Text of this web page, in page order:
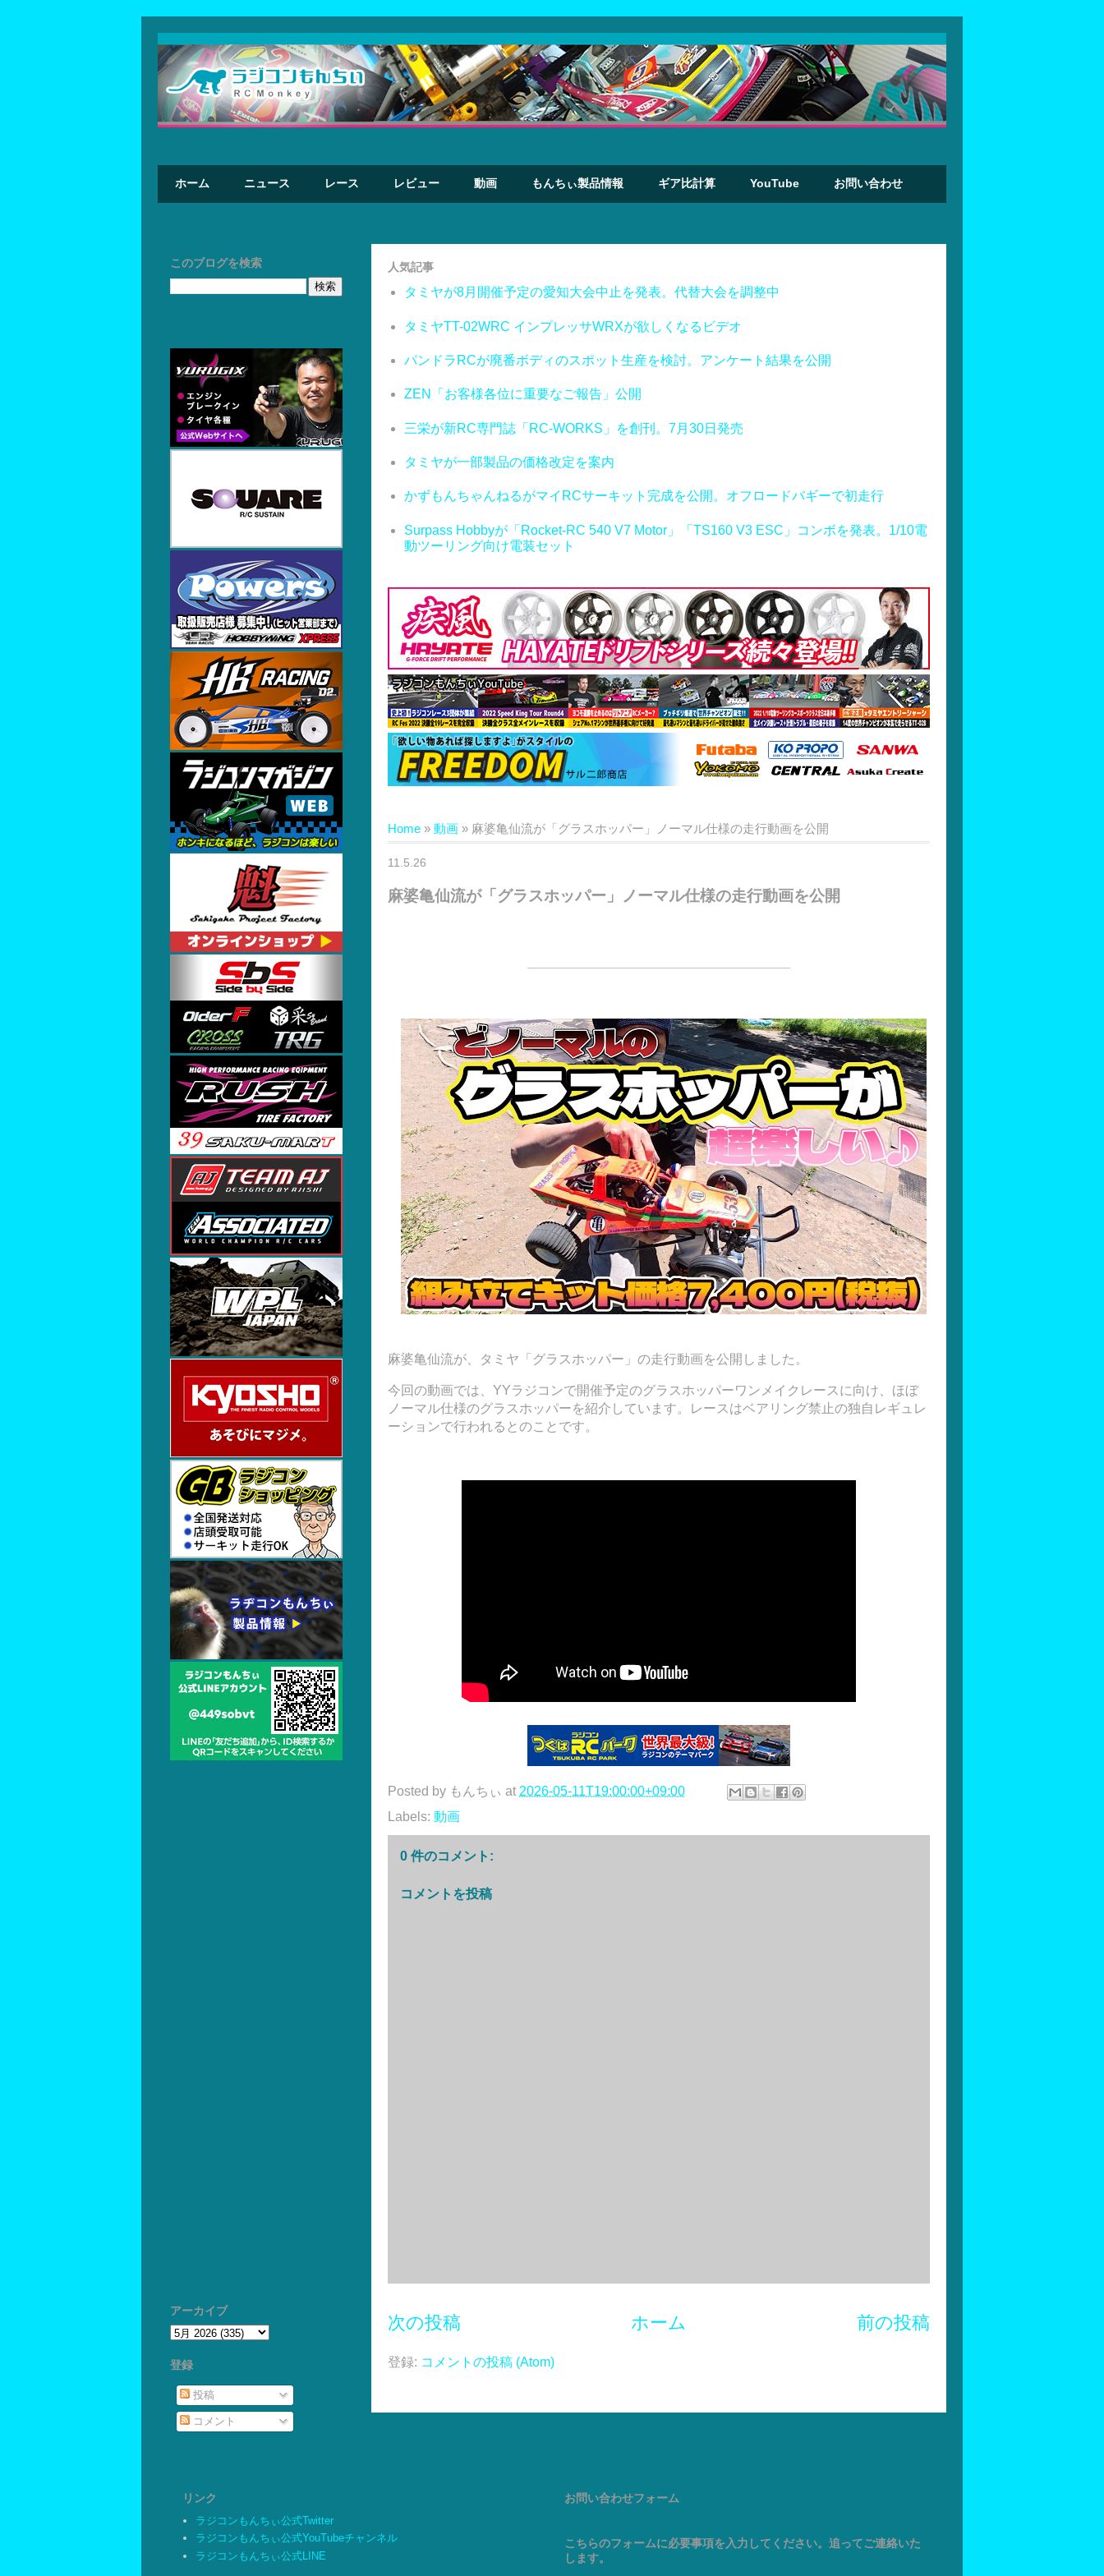
ホーム ニュース レース レビュー 動画 もんちぃ製品情報 ギア比計算 YouTube お問い合わせ
人気記事
タミヤが8月開催予定の愛知大会中止を発表。代替大会を調整中
タミヤTT-02WRC インプレッサWRXが欲しくなるビデオ
パンドラRCが廃番ボディのスポット生産を検討。アンケート結果を公開
ZEN「お客様各位に重要なご報告」公開
三栄が新RC専門誌「RC-WORKS」を創刊。7月30日発売
タミヤが一部製品の価格改定を案内
かずもんちゃんねるがマイRCサーキット完成を公開。オフロードバギーで初走行
Surpass Hobbyが「Rocket-RC 540 V7 Motor」「TS160 V3 ESC」コンボを発表。1/10電
動ツーリング向け電装セット
Home » 動画 » 麻婆亀仙流が「グラスホッパー」ノーマル仕様の走行動画を公開
11.5.26
麻婆亀仙流が「グラスホッパー」ノーマル仕様の走行動画を公開
麻婆亀仙流が、タミヤ「グラスホッパー」の走行動画を公開しました。
今回の動画では、YYラジコンで開催予定のグラスホッパーワンメイクレースに向け、ほぼ
ノーマル仕様のグラスホッパーを紹介しています。レースはベアリング禁止の独自レギュレ
ーションで行われるとのことです。
Posted by もんちぃ at 2026-05-11T19:00:00+09:00
Labels: 動画
0 件のコメント:
コメントを投稿
次の投稿 前の投稿
ホーム
登録: コメントの投稿 (Atom)
このブログを検索
アーカイブ
登録
投稿
コメント
リンク
ラジコンもんちぃ公式Twitter
ラジコンもんちぃ公式YouTubeチャンネル
ラジコンもんちぃ公式LINE
お問い合わせフォーム
こちらのフォームに必要事項を入力してください。追ってご連絡いた
します。